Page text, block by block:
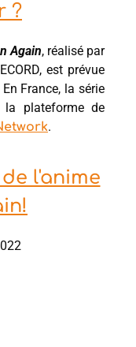
?
Again, réalisé par
est prévue
France, la série
plateforme de
.
l'anime